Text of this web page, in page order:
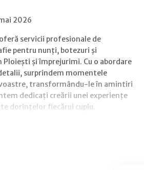
2026
servicii profesionale de
pentru nunți, botezuri și
și împrejurimi. Cu o abordare
surprindem momentele
transformându-le în amintiri
dedicați creării unei experiențe
dorințelor fiecărui cuplu.